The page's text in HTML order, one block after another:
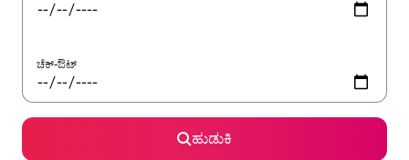
ಚೆಕ್-ಔಟ್
ಹುಡುಕಿ